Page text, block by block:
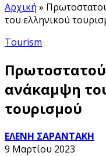
Αρχική »
του ελληνικού
Tourism
ανάκαμψη
τουρισμού
ΕΛΕΝΗ ΣΑΡΑΝΤΑΚΗ
9 Μαρτίου 2023